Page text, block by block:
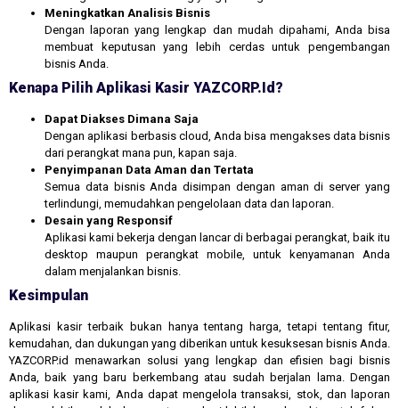
Meningkatkan Analisis Bisnis
Dengan laporan yang lengkap dan mudah dipahami, Anda bisa
membuat keputusan yang lebih cerdas untuk pengembangan
bisnis Anda.
Kenapa Pilih Aplikasi Kasir YAZCORP.id?
Dapat Diakses Dimana Saja
Dengan aplikasi berbasis cloud, Anda bisa mengakses data bisnis
dari perangkat mana pun, kapan saja.
Penyimpanan Data Aman dan Tertata
Semua data bisnis Anda disimpan dengan aman di server yang
terlindungi, memudahkan pengelolaan data dan laporan.
Desain yang Responsif
Aplikasi kami bekerja dengan lancar di berbagai perangkat, baik itu
desktop maupun perangkat mobile, untuk kenyamanan Anda
dalam menjalankan bisnis.
Kesimpulan
Aplikasi kasir terbaik bukan hanya tentang harga, tetapi tentang fitur,
kemudahan, dan dukungan yang diberikan untuk kesuksesan bisnis Anda.
YAZCORP.id menawarkan solusi yang lengkap dan efisien bagi bisnis
Anda, baik yang baru berkembang atau sudah berjalan lama. Dengan
aplikasi kasir kami, Anda dapat mengelola transaksi, stok, dan laporan